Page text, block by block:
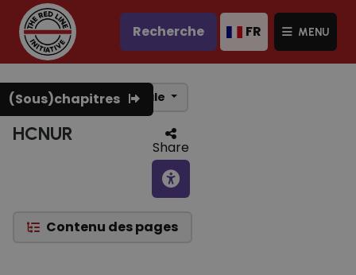
Recherche FR MENU
Synthèse vocale
(Sous)chapitres
HCNUR
Share
Contenu des pages